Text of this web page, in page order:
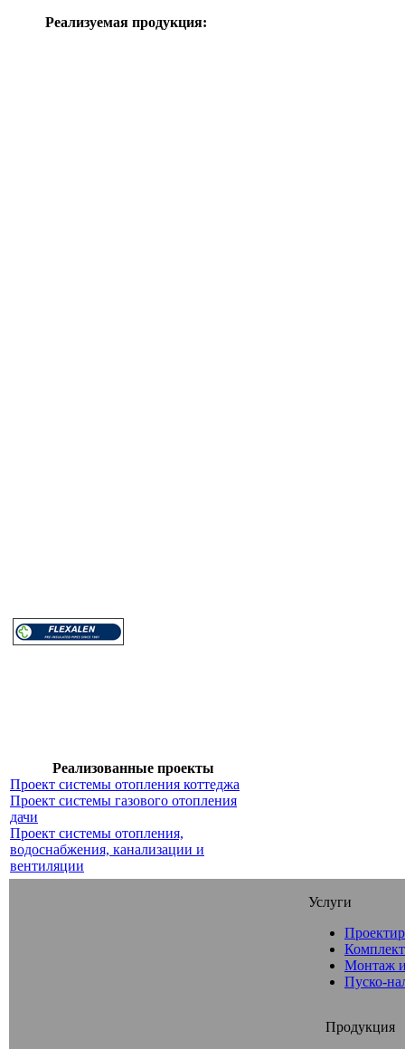
Реализуемая продукция:
Реализованные проекты
Проект системы отопления коттеджа
Проект системы газового отопления
дачи
Проект системы отопления,
водоснабжения, канализации и
вентиляции
Услуги
Монтаж
Пуско-
Продукция